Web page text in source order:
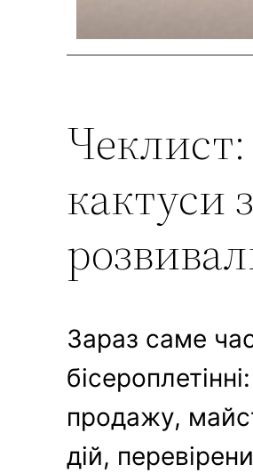
Чеклист:
кактуси
Зараз саме
продажу,
дій,